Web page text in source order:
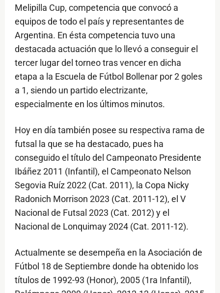
Melipilla Cup, competencia que convocó a
equipos de todo el país y representantes de
Argentina. En ésta competencia tuvo una
destacada actuación que lo llevó a conseguir el
tercer lugar del torneo tras vencer en dicha
etapa a la Escuela de Fútbol Bollenar por 2 goles
a 1, siendo un partido electrizante,
especialmente en los últimos minutos.
Hoy en día también posee su respectiva rama de
futsal la que se ha destacado, pues ha
conseguido el título del Campeonato Presidente
Ibáñez 2011 (Infantil), el Campeonato Nelson
Segovia Ruíz 2022 (Cat. 2011), la Copa Nicky
Radonich Morrison 2023 (Cat. 2011-12), el V
Nacional de Futsal 2023 (Cat. 2012) y el
Nacional de Lonquimay 2024 (Cat. 2011-12).
Actualmente se desempeña en la Asociación de
Fútbol 18 de Septiembre donde ha obtenido los
títulos de 1992-93 (Honor), 2005 (1ra Infantil),